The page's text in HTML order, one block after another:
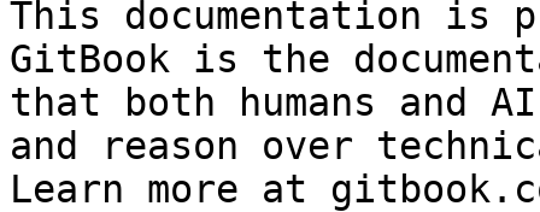
This documentation is
GitBook is the
that both humans and
and reason over
Learn more at